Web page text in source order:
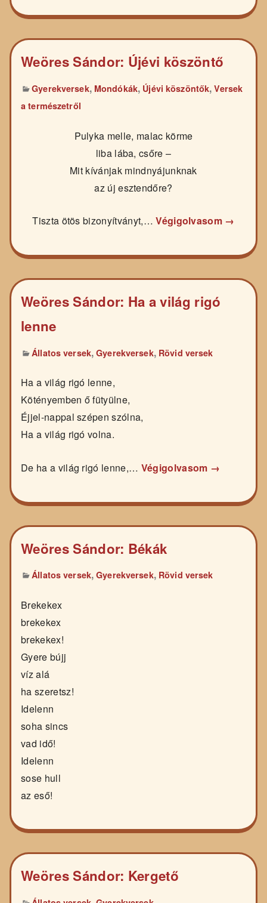
Weöres Sándor: Újévi köszöntő
Gyerekversek, Mondókák, Újévi köszöntők,Versek
a természetről
Pulyka melle, malac körme
liba lába, csőre –
Mit kívánjak mindnyájunknak
az új esztendőre?
Tiszta ötös bizonyítványt,…Végigolvasom →
Weöres Sándor: Ha a világ rigó
lenne
Állatos versek,Gyerekversek, Rövid versek
Ha a világ rigó lenne,
Kötényemben ő fütyülne,
Éjjel-nappal szépen szólna,
Ha a világ rigó volna.
De ha a világ rigó lenne,… Végigolvasom →
Weöres Sándor: Békák
Állatos versek,Gyerekversek, Rövid versek
Brekekex
brekekex
brekekex!
Gyere bújj
víz alá
ha szeretsz!
Idelenn
soha sincs
vad idő!
Idelenn
sose hull
az eső!
Weöres Sándor: Kergető